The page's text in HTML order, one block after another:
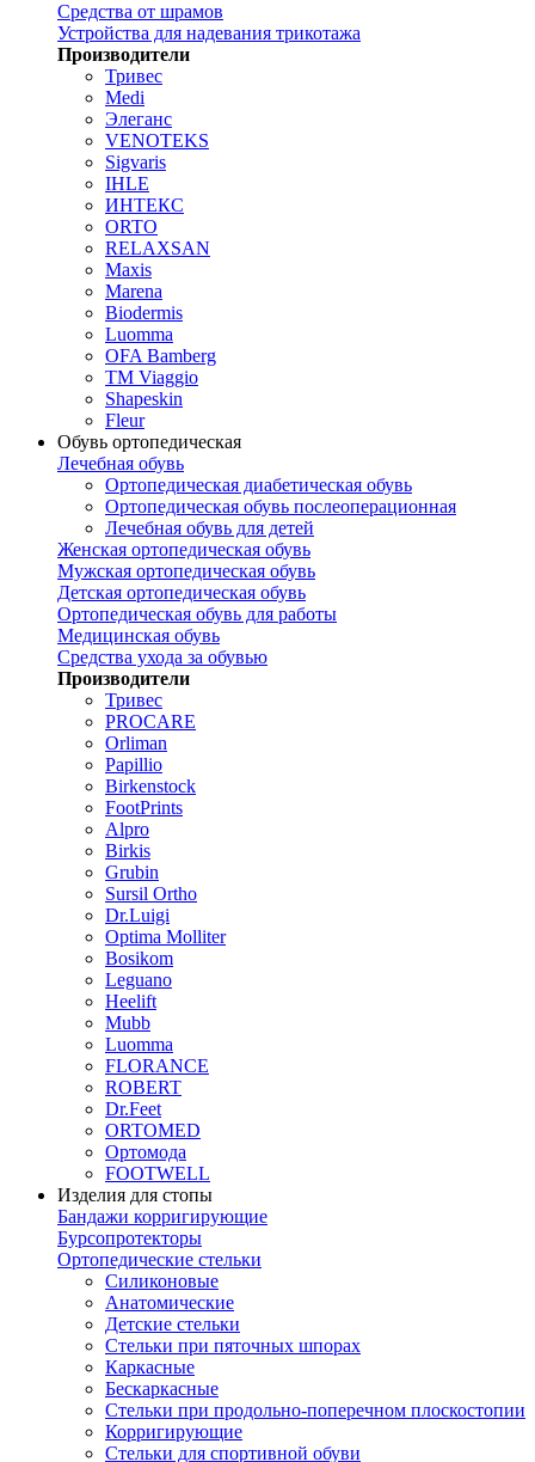
Средства от шрамов
Устройства для надевания трикотажа
Производители
Тривес
Medi
Элеганс
VENOTEKS
Sigvaris
IHLE
ИНТЕКС
ORTO
RELAXSAN
Maxis
Marena
Biodermis
Luomma
OFA Bamberg
TM Viaggio
Shapeskin
Fleur
Обувь ортопедическая
Лечебная обувь
Ортопедическая диабетическая обувь
Ортопедическая обувь послеоперационная
Лечебная обувь для детей
Женская ортопедическая обувь
Мужская ортопедическая обувь
Детская ортопедическая обувь
Ортопедическая обувь для работы
Медицинская обувь
Средства ухода за обувью
Производители
Тривес
PROCARE
Orliman
Papillio
Birkenstock
FootPrints
Alpro
Birkis
Grubin
Sursil Ortho
Dr.Luigi
Optima Molliter
Bosikom
Leguano
Heelift
Mubb
Luomma
FLORANCE
ROBERT
Dr.Feet
ORTOMED
Ортомода
FOOTWELL
Изделия для стопы
Бандажи корригирующие
Бурсопротекторы
Ортопедические стельки
Силиконовые
Анатомические
Детские стельки
Стельки при пяточных шпорах
Каркасные
Бескаркасные
Стельки при продольно-поперечном плоскостопии
Корригирующие
Стельки для спортивной обуви